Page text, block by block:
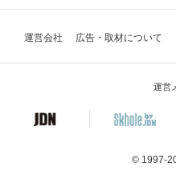
運営会社 広告・取材について
運営
© 1997-